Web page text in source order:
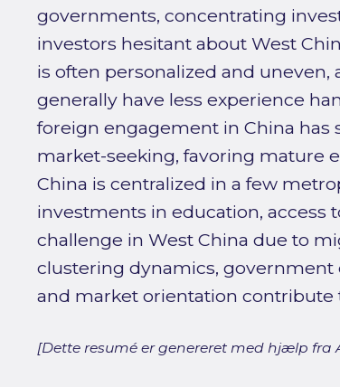
governments, concentrating
investors hesitant about West
is often personalized and
generally have less experience
foreign engagement in China
market-seeking, favoring mature
China is centralized in a few
investments in education, access
challenge in West China due to
clustering dynamics, government
and market orientation
[Dette resumé er genereret med hjælp fra